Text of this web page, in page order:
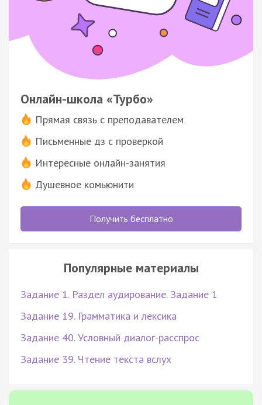
Онлайн-школа «Турбо»
Прямая связь с преподавателем
Письменные дз с проверкой
Интересные онлайн-занятия
Душевное комьюнити
Получить бесплатно
Популярные материалы
Задание 1. Раздел аудирование. Задание 1
Задание 19. Грамматика и лексика
Задание 40. Условный диалог-расспрос
Задание 39. Чтение текста вслух